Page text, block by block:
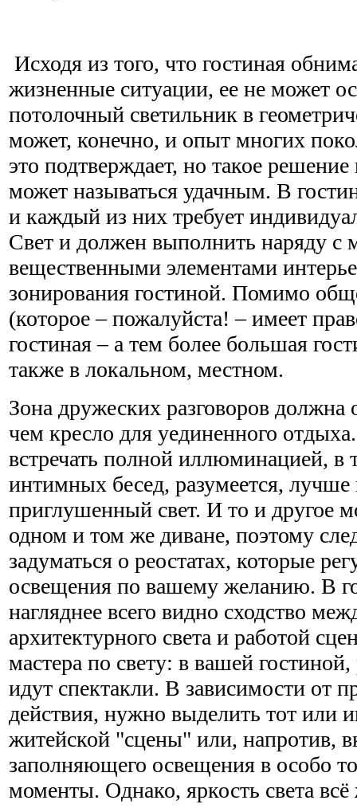
Исходя из того, что гостиная
жизненные ситуации, ее не может
потолочный светильник в
может, конечно, и опыт многих
это подтверждает, но такое
может называться удачным. В
и каждый из них требует
Свет и должен выполнить наряду с
вещественными элементами
зонирования гостиной. Помимо
(которое – пожалуйста! – имеет
гостиная – а тем более большая
также в локальном, местном.
Зона дружеских разговоров должна
чем кресло для уединенного
встречать полной иллюминацией, в
интимных бесед, разумеется, лучше
приглушенный свет. И то и другое
одном и том же диване, поэтому
задуматься о реостатах, которые
освещения по вашему желанию. В
нагляднее всего видно сходство
архитектурного света и работой
мастера по свету: в вашей
идут спектакли. В зависимости от
действия, нужно выделить тот или
житейской "сцены" или, напротив,
заполняющего освещения в особо
моменты. Однако, яркость света